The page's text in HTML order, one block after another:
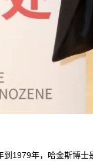
年，哈金斯博士